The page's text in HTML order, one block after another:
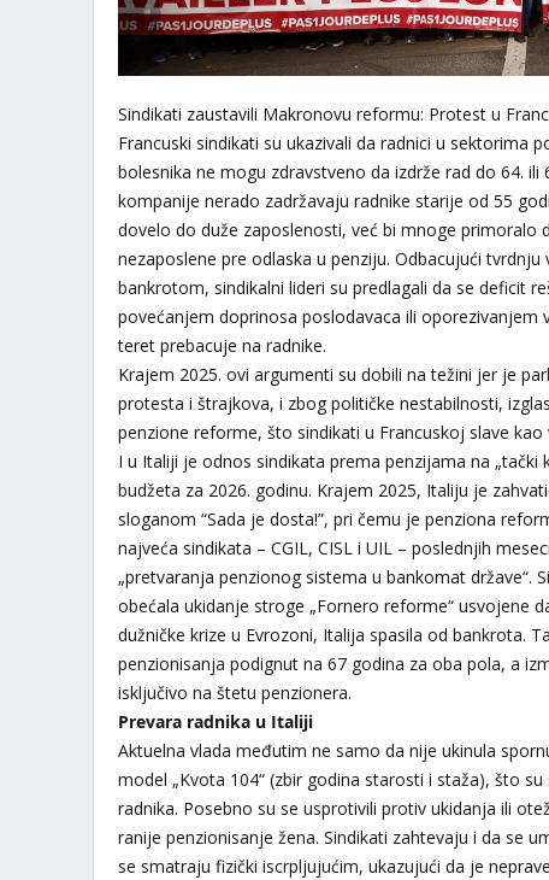
Sindikati zaustavili Makronovu reformu: Protest u
Francuski sindikati su ukazivali da radnici u sektorima
bolesnika ne mogu zdravstveno da izdrže rad do 64. ili
kompanije nerado zadržavaju radnike starije od 55
dovelo do duže zaposlenosti, već bi mnoge primoralo
nezaposlene pre odlaska u penziju. Odbacujući
bankrotom, sindikalni lideri su predlagali da se deficit
povećanjem doprinosa poslodavaca ili oporezivanjem
teret prebacuje na radnike.
Krajem 2025. ovi argumenti su dobili na težini jer je
protesta i štrajkova, i zbog političke nestabilnosti,
penzione reforme, što sindikati u Francuskoj slave kao
I u Italiji je odnos sindikata prema penzijama na „tački
budžeta za 2026. godinu. Krajem 2025, Italiju je
sloganom “Sada je dosta!”, pri čemu je penziona
najveća sindikata – CGIL, CISL i UIL – poslednjih
„pretvaranja penzionog sistema u bankomat države“.
obećala ukidanje stroge „Fornero reforme“ usvojene
dužničke krize u Evrozoni, Italija spasila od bankrota.
penzionisanja podignut na 67 godina za oba pola, a
isključivo na štetu penzionera.
Prevara radnika u Italiji
Aktuelna vlada međutim ne samo da nije ukinula
model „Kvota 104“ (zbir godina starosti i staža), što
radnika. Posebno su se usprotivili protiv ukidanja ili
ranije penzionisanje žena. Sindikati zahtevaju i da se
se smatraju fizički iscrpljujućim, ukazujući da je